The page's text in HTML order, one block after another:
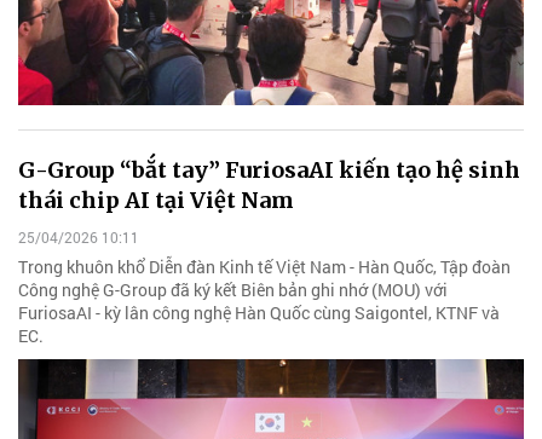
G-Group “bắt tay” FuriosaAI kiến tạo hệ sinh
thái chip AI tại Việt Nam
25/04/2026 10:11
Trong khuôn khổ Diễn đàn Kinh tế Việt Nam - Hàn Quốc, Tập đoàn
Công nghệ G-Group đã ký kết Biên bản ghi nhớ (MOU) với
FuriosaAI - kỳ lân công nghệ Hàn Quốc cùng Saigontel, KTNF và
EC.